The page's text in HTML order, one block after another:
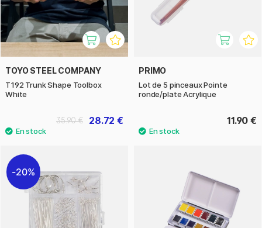
TOYO STEEL COMPANY
T192 Trunk Shape Toolbox
White
28.72 €
35.90 €
PRIMO
Lot de 5 pinceaux Pointe
ronde/plate Acrylique
11.90 €
20%